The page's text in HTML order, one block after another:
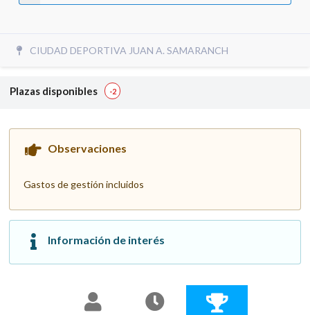
CIUDAD DEPORTIVA JUAN A. SAMARANCH
Plazas disponibles -2
Observaciones
Gastos de gestión incluidos
Información de interés